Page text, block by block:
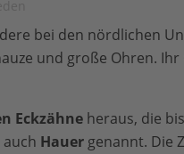
bei den nördlichen
und große Ohren. Ihr
Eckzähneheraus, die
Hauergenannt. Die